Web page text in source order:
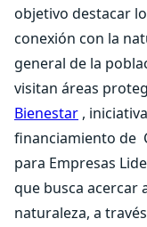
objetivo destacar
conexión con la
general de la
visitan áreas
Bienestar ,
financiamiento de
para Empresas
que busca acercar
naturaleza, a